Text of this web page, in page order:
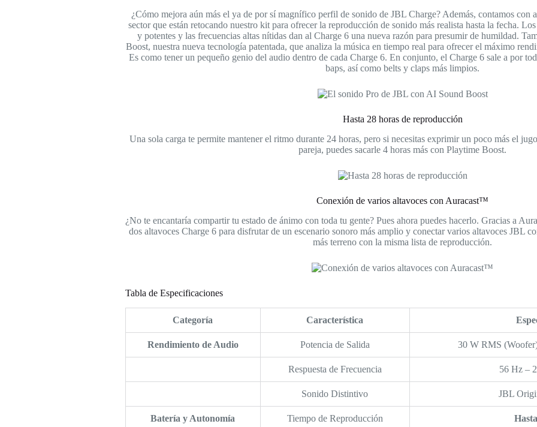
¿Cómo mejora aún más el ya de por sí magnífico perfil de sonido de JBL Charge? Además, contamos con
sector que están retocando nuestro kit para ofrecer la reproducción de sonido más realista hasta la fecha.
y potentes y las frecuencias altas nítidas dan al Charge 6 una nueva razón para presumir de humildad.
Boost, nuestra nueva tecnología patentada, que analiza la música en tiempo real para ofrecer el máximo
Es como tener un pequeño genio del audio dentro de cada Charge 6. En conjunto, el Charge 6 sale a por
baps, así como belts y claps más limpios.
Hasta 28 horas de reproducción
Una sola carga te permite mantener el ritmo durante 24 horas, pero si necesitas exprimir un poco más el
pareja, puedes sacarle 4 horas más con Playtime Boost.
Conexión de varios altavoces con Auracast™
¿No te encantaría compartir tu estado de ánimo con toda tu gente? Pues ahora puedes hacerlo. Gracias a
dos altavoces Charge 6 para disfrutar de un escenario sonoro más amplio y conectar varios altavoces JBL
más terreno con la misma lista de reproducción.
Tabla de Especificaciones
Categoría Característica
Rendimiento de Audio Potencia de Salida 30 W RMS
Respuesta de Frecuencia 56 Hz –
Sonido Distintivo JBL
Batería y Autonomía Tiempo de Reproducción